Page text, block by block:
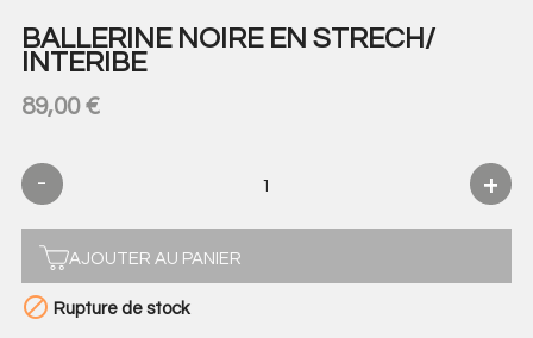
BALLERINE NOIRE EN STRECH/
INTERIBE
89,00 €
AJOUTER AU PANIER
 Rupture de stock